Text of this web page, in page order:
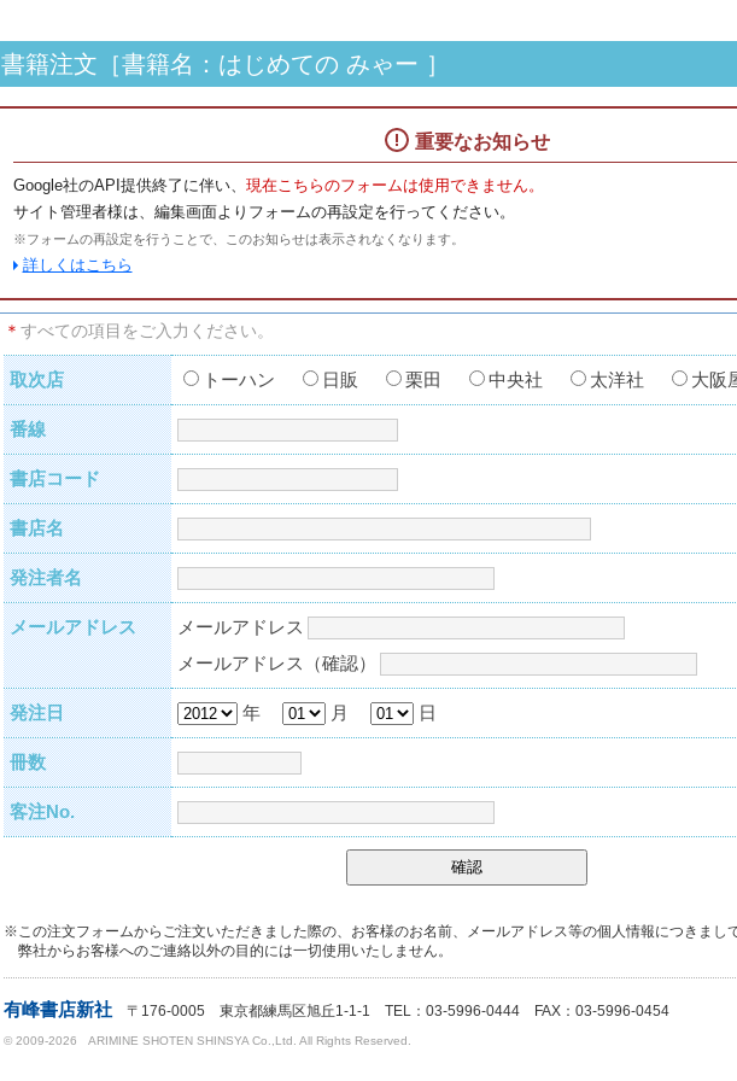
書籍注文［書籍名：はじめての みゃー ］
重要なお知らせ
Google社のAPI提供終了に伴い、 現在こちらのフォームは使用できません。
サイト管理者様は、編集画面よりフォームの再設定を行ってください。
※フォームの再設定を行うことで、このお知らせは表示されなくなります。
詳しくはこちら
＊ すべての項目をご入力ください。
取次店 トーハン 日販 栗田 中央社 太洋社 大
番線
書店コード
書店名
発注者名
メールアドレス
メールアドレス
メールアドレス（確認）
発注日 年 月 日
冊数
客注No.
確認
※この注文フォームからご注文いただきました際の、お客様のお名前、メールアドレス等の個人情報につきまし
弊社からお客様へのご連絡以外の目的には一切使用いたしません。
有峰書店新社〒176-0005 東京都練馬区旭丘1-1-1 TEL：03-5996-0444 FAX：03-5996-0454
© 2009-2026 ARIMINE SHOTEN SHINSYA Co.,Ltd. All Rights Reserved.